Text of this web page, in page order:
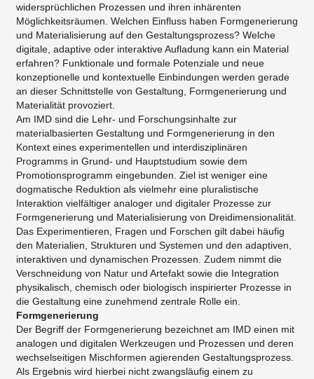
widersprüchlichen Prozessen und ihren inhärenten
Möglichkeitsräumen. Welchen Einfluss haben Formgenerierung
und Materialisierung auf den Gestaltungsprozess? Welche
digitale, adaptive oder interaktive Aufladung kann ein Material
erfahren? Funktionale und formale Potenziale und neue
konzeptionelle und kontextuelle Einbindungen werden gerade
an dieser Schnittstelle von Gestaltung, Formgenerierung und
Materialität provoziert.
Am IMD sind die Lehr- und Forschungsinhalte zur
materialbasierten Gestaltung und Formgenerierung in den
Kontext eines experimentellen und interdisziplinären
Programms in Grund- und Hauptstudium sowie dem
Promotionsprogramm eingebunden. Ziel ist weniger eine
dogmatische Reduktion als vielmehr eine pluralistische
Interaktion vielfältiger analoger und digitaler Prozesse zur
Formgenerierung und Materialisierung von Dreidimensionalität.
Das Experimentieren, Fragen und Forschen gilt dabei häufig
den Materialien, Strukturen und Systemen und den adaptiven,
interaktiven und dynamischen Prozessen. Zudem nimmt die
Verschneidung von Natur und Artefakt sowie die Integration
physikalisch, chemisch oder biologisch inspirierter Prozesse in
die Gestaltung eine zunehmend zentrale Rolle ein.
Formgenerierung
Der Begriff der Formgenerierung bezeichnet am IMD einen mit
analogen und digitalen Werkzeugen und Prozessen und deren
wechselseitigen Mischformen agierenden Gestaltungsprozess.
Als Ergebnis wird hierbei nicht zwangsläufig einem zu